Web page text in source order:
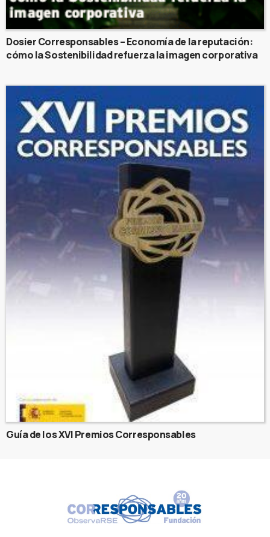
Dosier Corresponsables – Economía de la reputación:
cómo la Sostenibilidad refuerza la imagen corporativa
Guía de los XVI Premios Corresponsables